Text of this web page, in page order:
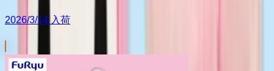
2026/3/14 入荷